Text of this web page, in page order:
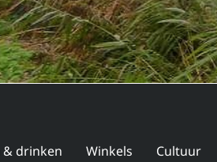
& drinken Winkels Cultuur